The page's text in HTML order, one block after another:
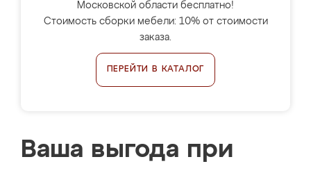
Московской области бесплатно!
Стоимость сборки мебели: 10% от стоимости
заказа.
ПЕРЕЙТИ В КАТАЛОГ
Ваша выгода при